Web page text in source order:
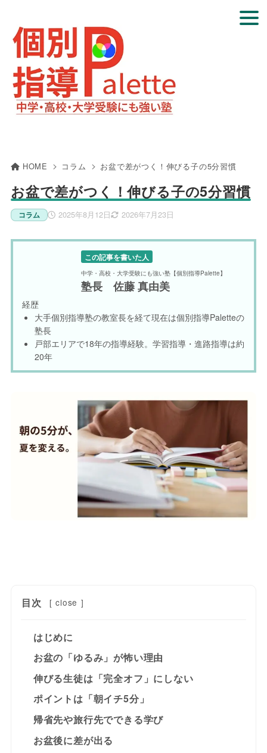
HOME コラム お盆で差がつく！伸びる子の5分習慣
お盆で差がつく！伸びる子の5分習慣
2025年8月12日 2026年7月23日
コラム
この記事を書いた人
中学・高校・大学受験にも強い塾【個別指導Palette】
塾長 佐藤 真由美
経歴
大手個別指導塾の教室長を経て現在は個別指導Paletteの
塾長
戸部エリアで18年の指導経験。学習指導・進路指導は約
20年
目次 [ close ]
はじめに
お盆の「ゆるみ」が怖い理由
伸びる生徒は「完全オフ」にしない
ポイントは「朝イチ5分」
帰省先や旅行先でできる学び
お盆後に差が出る